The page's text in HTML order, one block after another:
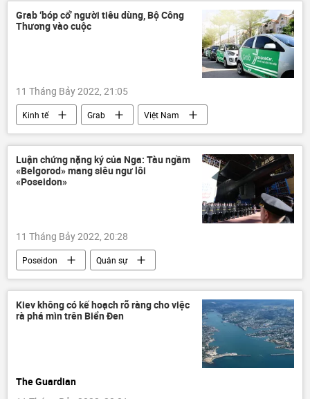
Ukraina
Cuộc khủng hoảng ở Ukraina
NATO
Quân sự
Grab ‘bóp cổ’ người tiêu dùng, Bộ Công
Thương vào cuộc
11 Tháng Bảy 2022, 21:05
Kinh tế Grab
Việt Nam
Xã hội
Luận chứng nặng ký của Nga: Tàu ngầm
«Belgorod» mang siêu ngư lôi
«Poseidon»
11 Tháng Bảy 2022, 20:28
Poseidon
Quân sự
Báo chí thế giới
Nga
Thế giới
chuyên gia
Kiev không có kế hoạch rõ ràng cho việc
rà phá mìn trên Biển Đen
The Guardian